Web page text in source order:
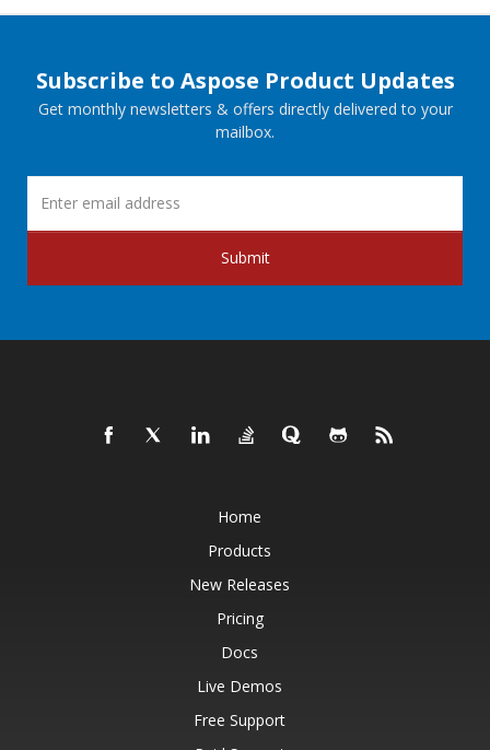
Subscribe to Aspose Product Updates
Get monthly newsletters & offers directly delivered to your
mailbox.
Submit
Home
Products
New Releases
Pricing
Docs
Live Demos
Free Support